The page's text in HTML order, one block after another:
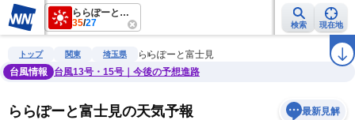
ららぽーと富士見
35/27 検索 現在地
雨雲レーダー 台風情報 地震情報 警報・注意報 ラ
トップ 関東 埼玉県
ららぽーと富士見
台風情報
台風13号・15号｜今後の予想進路
ららぽーと富士見の天気予報 最新見解